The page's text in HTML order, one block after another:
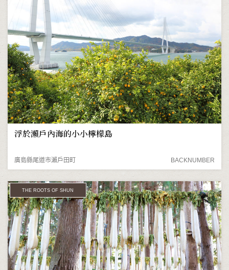
浮於瀨戶內海的小小檸檬島
廣島縣尾道市瀨戶田町 BACKNUMBER
THE ROOTS OF SHUN